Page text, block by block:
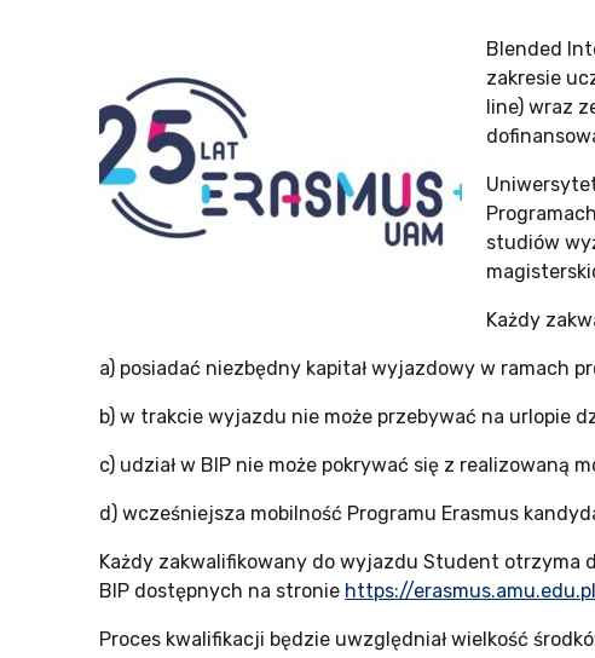
Blended
zakresie
line) wraz
studiów
Każdy
a) posiadać niezbędny kapitał wyjazdowy w ramach
b) w trakcie wyjazdu nie może przebywać na urlopie
c) udział w BIP nie może pokrywać się z
d) wcześniejsza mobilność Programu Erasmus
Każdy zakwalifikowany do wyjazdu Student otrzyma
BIP dostępnych na stronie https://
Proces kwalifikacji będzie uwzględniał wielkość